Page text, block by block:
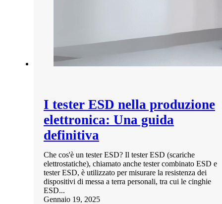
I tester ESD nella produzione
elettronica: Una guida
definitiva
Che cos'è un tester ESD? Il tester ESD (scariche
elettrostatiche), chiamato anche tester combinato ESD e
tester ESD, è utilizzato per misurare la resistenza dei
dispositivi di messa a terra personali, tra cui le cinghie
ESD...
Gennaio 19, 2025